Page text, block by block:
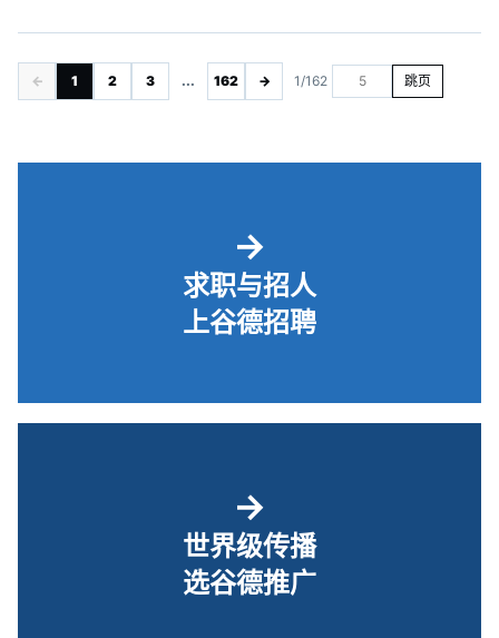
← 1 2 3 ... 162 → 1/162 跳页
→
求职与招人
上谷德招聘
→
世界级传播
选谷德推广